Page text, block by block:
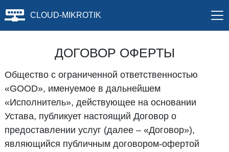
CLOUD-MIKROTIK
ДОГОВОР ОФЕРТЫ
Общество с ограниченной ответственностью
«GOOD», именуемое в дальнейшем
«Исполнитель», действующее на основании
Устава, публикует настоящий Договор о
предоставлении услуг (далее – «Договор»),
являющийся публичным договором-офертой